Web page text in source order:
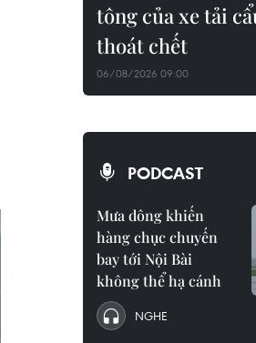
tông của xe tải
thoát chết
06/08/2026 09:00
PODCAST
Mưa dông khiến
hàng chục chuyến
bay tới Nội Bài
không thể hạ cánh
NGHE